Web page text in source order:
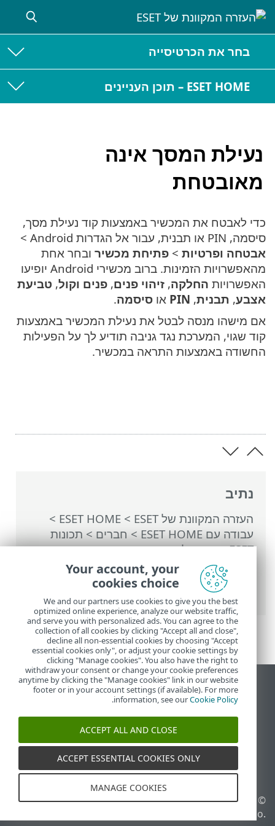
בחר את הכרטיסייה
ESET HOME – תוכן העניינים
נעילת המסך אינה
מאובטחת
נתיב
העזרה המקוונת של ESET >
ESET HOME
>
עבודה עם ESET HOME
> חברים > תכונות
ESET שהוקצו לחבר
>המערכת נגד גניבה>
מכשירים המוגנים באמצעות המערכת נגד
גניבה>מיטוב
המסך אינה מאובטחת
כדי לאבטח את המכשיר באמצעות קוד נעילת מסך,
סיסמה, PIN או תבנית, עבור אל הגדרות Android >
אבטחה ופרטיות > פתיחת מכשיר ובחר אחת
מהאפשרויות הזמינות. ברוב מכשירי Android יופיעו
האפשרויות החלקה, זיהוי פנים, פנים וקול, טביעת
אצבע, תבנית,
PIN או סיסמה.
אם מישהו מנסה לבטל את נעילת המכשיר באמצעות
קוד שגוי, המערכת נגד גניבה תודיע לך על הפעילות
החשודה באמצעות התראה במכשיר.
הצג את האתר למחשב
End of Life
מאגר הידע של ESET
ESET Status Portal
תמיכה אזורית
© 1992 - 2026 ESET, spol. s
r.o.‎ - כל הזכויות שמורות.
ניהול קובצי Cookie
Your account, your
cookies choice
We and our partners use cookies to give you the best
optimized online experience, analyze our website traffic,
and serve you with personalized ads. You can agree to the
collection of all cookies by clicking "Accept all and close",
decline all non-essential cookies by choosing "Accept
essential cookies only", or adjust your cookie settings by
clicking "Manage cookies". You also have the right to
withdraw your consent or change your cookie preferences
anytime by clicking the "Manage cookies" link in our website
footer or in your account settings (if available). For more
information, see ourCookie Policy
.
ACCEPT ALL AND CLOSE
ACCEPT ESSENTIAL COOKIES ONLY
MANAGE COOKIES